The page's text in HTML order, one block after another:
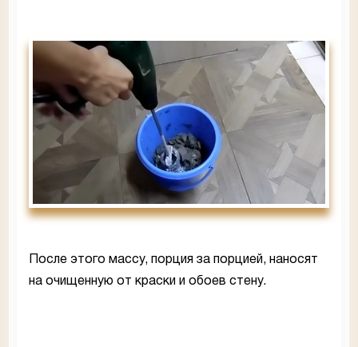
После этого массу, порция за порцией, наносят
на очищенную от краски и обоев стену.